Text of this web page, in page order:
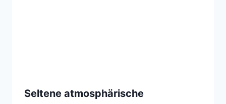
Seltene atmosphärische